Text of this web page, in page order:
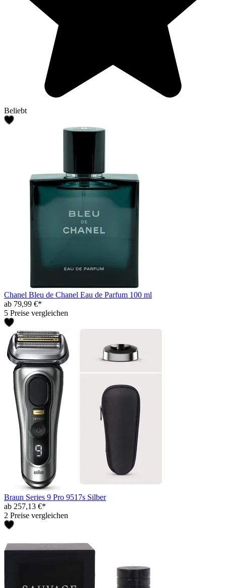
Beliebt
Chanel Bleu de Chanel Eau de Parfum 100 ml
ab 79,99 €*
5 Preise vergleichen
Braun Series 9 Pro 9517s Silber
ab 257,13 €*
2 Preise vergleichen